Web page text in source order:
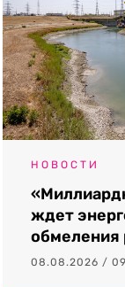
НОВОСТИ
ждет
обмеления
08.08.2026 /